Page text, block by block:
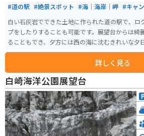
#道の駅 #絶景スポット #海｜海岸｜岬 #キャ
白い石灰岩でできた土地に作られた道の駅で、ロ
プをしたりすることも可能です。展望台からは綺
ることもでき、夕方には西の海に沈むきれいな夕
には肉眼で天の川を見ることもできるスポットにもなっ
グやオートキャンプ場を兼ね備えた観光施設とな
石灰岩で囲まれ、青い海と白い岩のコントラスト
は、2億5千万年以上前の古生代ペルム紀に形成
がっています。
詳しく見る
白崎海洋公園展望台